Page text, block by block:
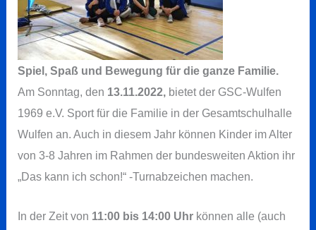
Spiel, Spaß und Bewegung für die ganze Familie.
Am Sonntag, den 13.11.2022, bietet der GSC-Wulfen
1969 e.V. Sport für die Familie in der Gesamtschulhalle
Wulfen an. Auch in diesem Jahr können Kinder im Alter
von 3-8 Jahren im Rahmen der bundesweiten Aktion ihr
„Das kann ich schon!“ -Turnabzeichen machen.
In der Zeit von 11:00 bis 14:00 Uhr können alle (auch